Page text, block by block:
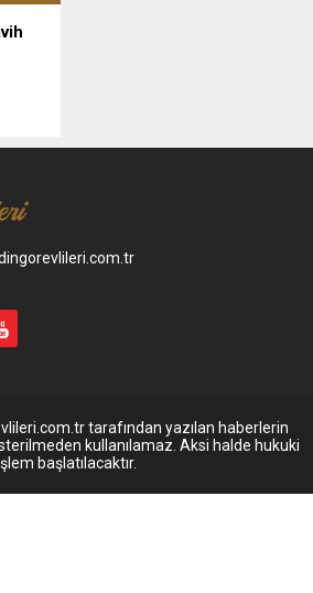
tarafından yazılan haberlerin
kullanılamaz. Aksi halde hukuki
başlatılacaktır.